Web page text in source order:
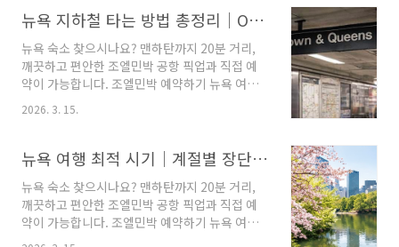
제선 이용이 많고, 한국 출발 항공편에서도 ..
탈 때 OMNY 탭 결제를 중심으로 이해하는 것이
처음 가는 분 기준으로 쉽게 정리해드리겠습니
다.아래 순서대로 보시면 OMNY가 무엇인지부터
실제로 어떻게 찍고 타는지까지 한 번에 이해하
실 수 있습니다.1. OMNY가 무엇인가요?OMNY
찰구나 버스의 OMNY 리..
뉴욕 지하철 타는 방법 총정리｜OMNY 결제부터 업타운·다운타운 보는 법까지
뉴욕 숙소 찾으시나요? 맨하탄까지 20분 거리,
깨끗하고 편안한 조엘민박 공항 픽업과 직접 예
약이 가능합니다. 조엘민박 예약하기 뉴욕 여행
을 처음 가면 가장 긴장되는 것 중 하나가 바로 지
하철입니다.노선이 많고, 숫자와 알파벳이 섞여
면 복잡하게 느껴질 수 있습니다.하지만 기본 원
리만 알면 뉴욕 지하철은 오히려 가장 빠르고 편
한 이동수단이 됩니다.이 글에서는 뉴욕 지하철
타는 방법을 처음 가는 분 기준으로 아주 쉽게 정
리해드리겠습니다.아래 순서대로 보시면 실제 여
2026. 3. 15.
뉴욕 여행 최적 시기｜계절별 장단점과 가장 가기 좋은 달 총정리
뉴욕 숙소 찾으시나요? 맨하탄까지 20분 거리,
깨끗하고 편안한 조엘민박 공항 픽업과 직접 예
약이 가능합니다. 조엘민박 예약하기 뉴욕 여행